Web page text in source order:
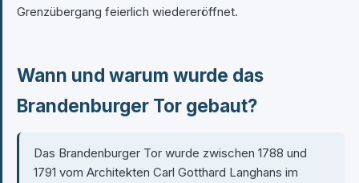
Grenzübergang feierlich wiedereröffnet.
Wann und warum wurde das
Brandenburger Tor gebaut?
Das Brandenburger Tor wurde zwischen 1788 und
1791 vom Architekten Carl Gotthard Langhans im